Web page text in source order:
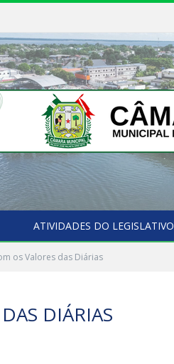
ATIVIDADES DO LEGISLATIVO
os Valores das Diárias
DIÁRIAS